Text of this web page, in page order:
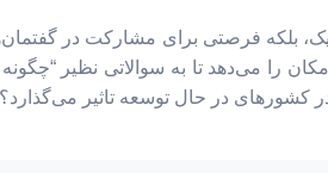
بلکه فرصتی برای مشارکت در
را می‌دهد تا به سوالاتی نظیر
در حال توسعه تاثیر